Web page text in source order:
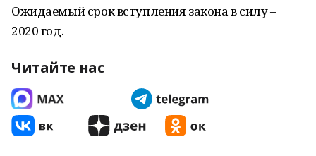
Ожидаемый срок вступления закона в силу –
2020 год.
Читайте нас